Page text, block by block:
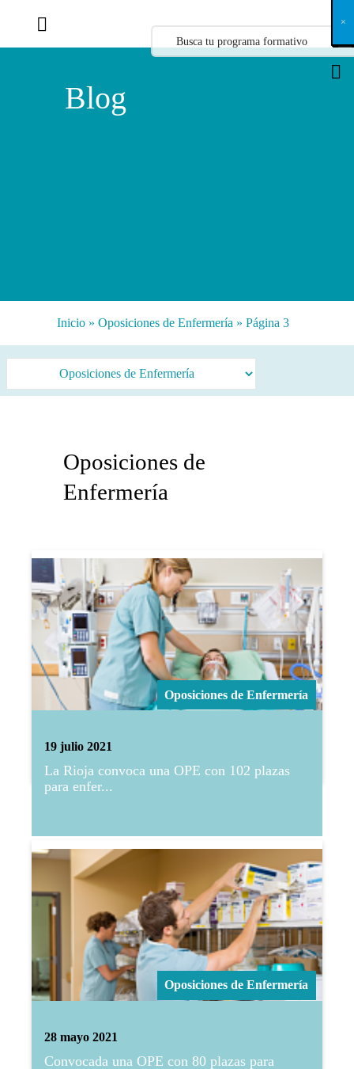
Blog
Inicio » Oposiciones de Enfermería » Página 3
Oposiciones de
Enfermería
19 julio 2021
Oposiciones de Enfermería
La Rioja convoca una OPE con 102 plazas
para enfer...
28 mayo 2021
Oposiciones de Enfermería
Convocada una OPE con 80 plazas para
X
×
×
×
×
×
×
×
×
×
×
×
×
×
×
×
×
×
×
×
×
×
×
×
×
×
×
×
×
×
×
×
×
×
×
×
×
×
×
×
×
×
×
×
×
×
×
×
×
×
×
×
×
×
×
×
×
×
×
×
×
×
×
×
×
×
×
×
×
×
×
×
×
×
×
×
×
×
×
×
×
×
×
×
×
×
×
×
×
×
×
×
×
×
×
×
×
×
×
×
×
×
×
×
×
×
×
×
×
×
×
×
×
×
×
×
×
×
×
×
×
×
×
×
×
×
×
×
×
×
×
×
×
×
×
×
×
×
×
×
×
×
×
×
×
×
×
×
×
×
×
×
×
×
×
×
×
×
×
×
×
×
×
×
×
×
×
×
×
×
×
×
×
×
×
×
×
×
×
×
×
×
×
×
×
×
×
×
×
×
×
×
×
×
×
×
×
×
×
×
×
×
×
×
×
×
×
×
×
×
×
×
×
×
×
×
×